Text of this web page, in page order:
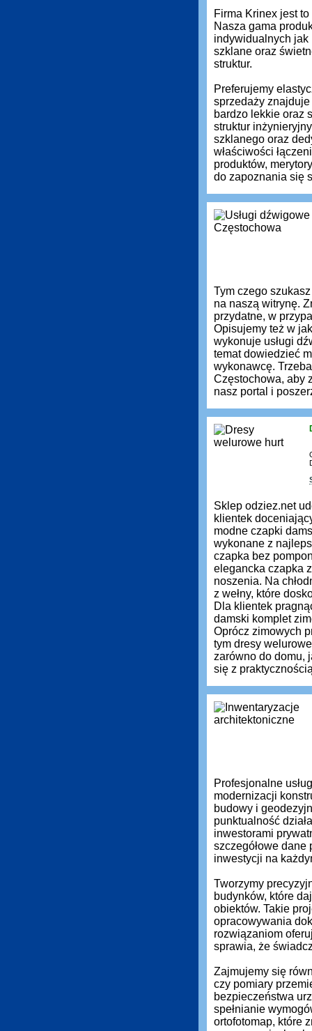
Firma Krinex jest
Nasza gama
indywidualnych jak
szklane oraz
struktur.
Preferujemy
sprzedaży
bardzo lekkie oraz
struktur
szklanego oraz
właściwości
produktów,
do zapoznania się
Tym czego
na naszą witrynę.
przydatne, w
Opisujemy też w
wykonuje usługi
temat dowiedzieć
wykonawcę.
Częstochowa, aby
nasz portal i
Sklep odziez.net
klientek
modne czapki
wykonane z
czapka bez
elegancka czapka
noszenia. Na
z wełny, które
Dla klientek
damski komplet
Oprócz zimowych
tym dresy
zarówno do domu,
się z
Profesjonalne
modernizacji
budowy i
punktualność
inwestorami
szczegółowe dane
inwestycji na
Tworzymy
budynków, które
obiektów. Takie
opracowywania
rozwiązaniom
sprawia, że
Zajmujemy się
czy pomiary
bezpieczeństwa
spełnianie
ortofotomap, które